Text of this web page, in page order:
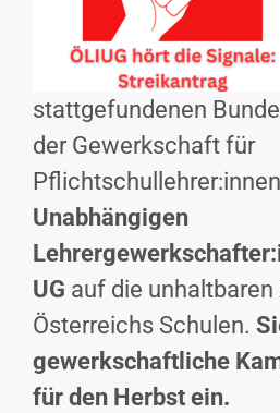
stattgefundenen
der Gewerkschaft für
Unabhängigen
UG auf die unhaltbaren
Österreichs Schulen.
gewerkschaftliche
für den Herbst ein.